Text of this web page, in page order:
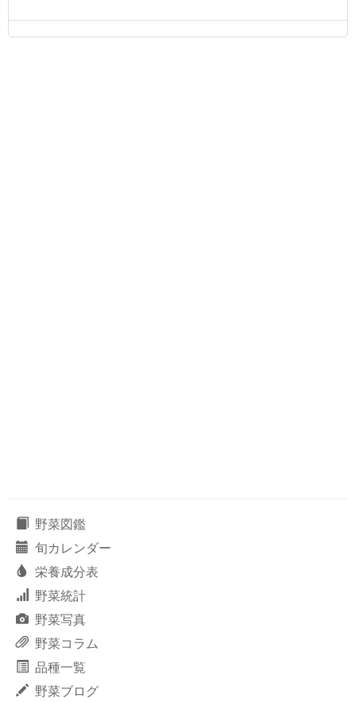
野菜図鑑
旬カレンダー
栄養成分表
野菜統計
野菜写真
野菜コラム
品種一覧
野菜ブログ